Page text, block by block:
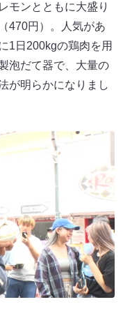
モンとともに大盛り
470円）。人気があ
1日200kgの鶏肉を用
泡だて器で、大量の
が明らかになりまし